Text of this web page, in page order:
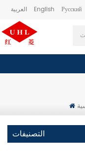
العربية English Русский
التصنيفات